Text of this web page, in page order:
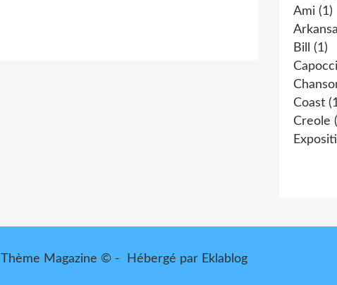
Ami (1)
Bill
(1)
Capocci
Coast
Creole
Thème Magazine © - Hébergé par Eklablog